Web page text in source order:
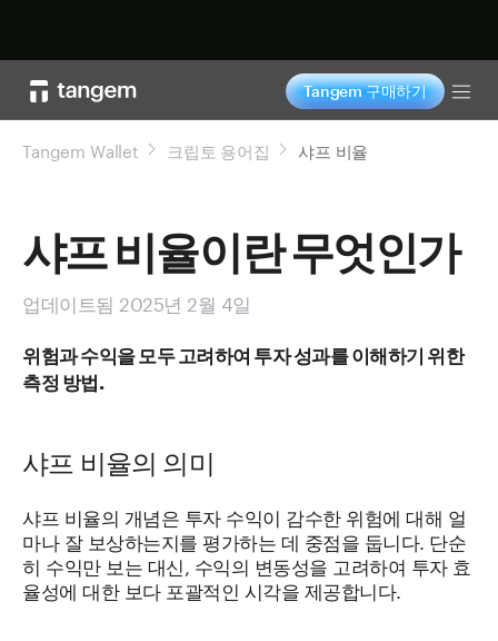
Tangem 구매하기
Tangem Wallet 크립토 용어집 샤프 비율
샤프 비율이란 무엇인가
업데이트됨 2025년 2월 4일
위험과 수익을 모두 고려하여 투자 성과를 이해하기 위한
측정 방법.
샤프 비율의 의미
샤프 비율의 개념은 투자 수익이 감수한 위험에 대해 얼
마나 잘 보상하는지를 평가하는 데 중점을 둡니다. 단순
히 수익만 보는 대신, 수익의 변동성을 고려하여 투자 효
율성에 대한 보다 포괄적인 시각을 제공합니다.